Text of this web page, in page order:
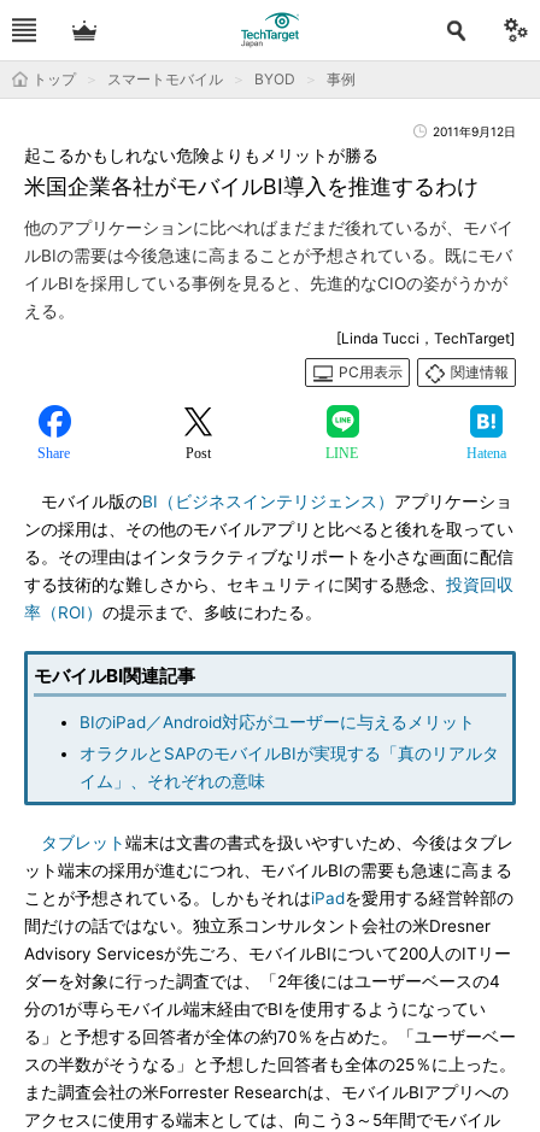
トップ スマートモバイル BYOD 事例
2011年9月12日
米国企業各社がモバイルBI導入を推進するわけ
起こるかもしれない危険よりもメリットが勝る
他のアプリケーションに比べればまだまだ後れているが、モバイ
ルBIの需要は今後急速に高まることが予想されている。既にモバ
イルBIを採用している事例を見ると、先進的なCIOの姿がうかが
える。
[Linda Tucci，TechTarget]
PC用表示
関連情報
Share Post LINE Hatena
モバイル版のBI（ビジネスインテリジェンス） アプリケーショ
ンの採用は、その他のモバイルアプリと比べると後れを取ってい
る。その理由はインタラクティブなリポートを小さな画面に配信
する技術的な難しさから、セキュリティに関する懸念、 投資回収
率（ROI） の提示まで、多岐にわたる。
モバイルBI関連記事
BIのiPad／Android対応がユーザーに与えるメリット
オラクルとSAPのモバイルBIが実現する「真のリアルタ
イム」、それぞれの意味
タブレット端末は文書の書式を扱いやすいため、今後はタブレ
ット端末の採用が進むにつれ、モバイルBIの需要も急速に高まる
ことが予想されている。しかもそれはiPadを愛用する経営幹部の
間だけの話ではない。独立系コンサルタント会社の米Dresner
Advisory Servicesが先ごろ、モバイルBIについて200人のITリー
ダーを対象に行った調査では、「2年後にはユーザーベースの4
分の1が専らモバイル端末経由でBIを使用するようになってい
る」と予想する回答者が全体の約70％を占めた。「ユーザーベー
スの半数がそうなる」と予想した回答者も全体の25％に上った。
また調査会社の米Forrester Researchは、モバイルBIアプリへの
アクセスに使用する端末としては、向こう3～5年間でモバイル